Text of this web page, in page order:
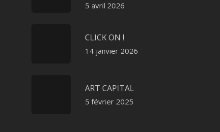
5 avril 2026
CLICK ON !
14 janvier 2026
ART CAPITAL
5 février 2025